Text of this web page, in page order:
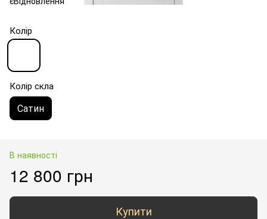
Колір
Колір скла
Сатин
В наявності
12 800 грн
Купити